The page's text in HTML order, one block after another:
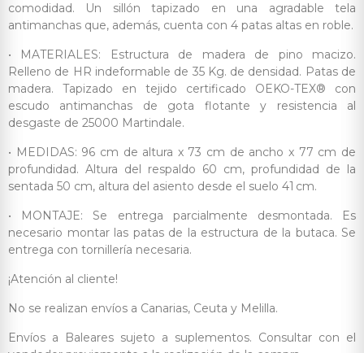
comodidad. Un sillón tapizado en una agradable tela
antimanchas que, además, cuenta con 4 patas altas en roble.
• MATERIALES: Estructura de madera de pino macizo.
Relleno de HR indeformable de 35 Kg. de densidad. Patas de
madera. Tapizado en tejido certificado OEKO-TEX® con
escudo antimanchas de gota flotante y resistencia al
desgaste de 25000 Martindale.
• MEDIDAS: 96 cm de altura x 73 cm de ancho x 77 cm de
profundidad. Altura del respaldo 60 cm, profundidad de la
sentada 50 cm, altura del asiento desde el suelo 41 cm.
• MONTAJE: Se entrega parcialmente desmontada. Es
necesario montar las patas de la estructura de la butaca. Se
entrega con tornillería necesaria.
¡Atención al cliente!
No se realizan envíos a Canarias, Ceuta y Melilla.
Envíos a Baleares sujeto a suplementos. Consultar con el